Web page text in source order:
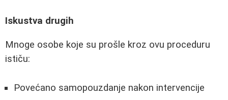
Iskustva drugih
Mnoge osobe koje su prošle kroz ovu proceduru
ističu:
Povećano samopouzdanje nakon intervencije